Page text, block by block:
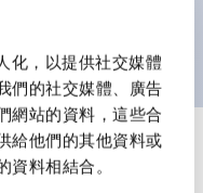
化，以提供社交媒體
們的社交媒體、廣告
網站的資料，這些合
給他們的其他資料或
資料相結合。
（部分機種除外）